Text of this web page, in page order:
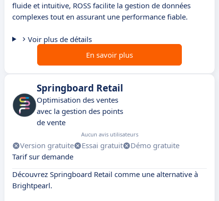
fluide et intuitive, ROSS facilite la gestion de données
complexes tout en assurant une performance fiable.
Voir plus de détails
En savoir plus
Springboard Retail
Optimisation des ventes
avec la gestion des points
de vente
Aucun avis utilisateurs
Version gratuite Essai gratuit
Démo gratuite
Tarif sur demande
Découvrez Springboard Retail comme une alternative à
Brightpearl.